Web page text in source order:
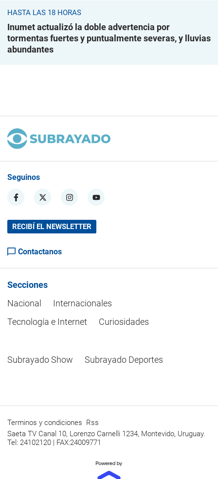
HASTA LAS 18 HORAS
Inumet actualizó la doble advertencia por
tormentas fuertes y puntualmente severas, y lluvias
abundantes
Seguinos
RECIBÍ EL NEWSLETTER
Contactanos
Secciones
Nacional
Internacionales
Tecnología e Internet
Curiosidades
Subrayado Show Subrayado Deportes
Terminos y condiciones Rss
Saeta TV Canal 10, Lorenzo Carnelli 1234, Montevido, Uruguay.
Tel: 24102120 | FAX:24009771